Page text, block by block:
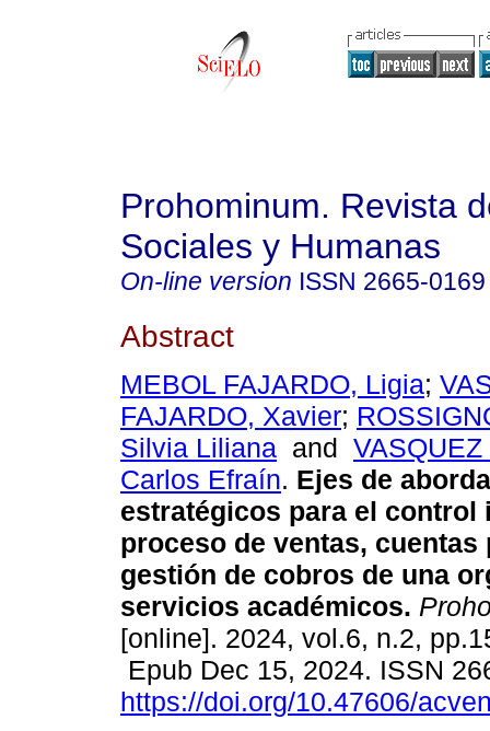
Prohominum. Revista
Sociales y Humanas
On-line version ISSN 2665-0169
Abstract
MEBOL FAJARDO, Ligia;
FAJARDO, Xavier;
Silvia Liliana and
Carlos Efraín. Ejes de
estratégicos para el control
proceso de ventas, cuentas
gestión de cobros de una
servicios académicos.
[online]. 2024, vol.6, n.2,
Epub Dec 15, 2024. ISSN
https://doi.org/10.47606/